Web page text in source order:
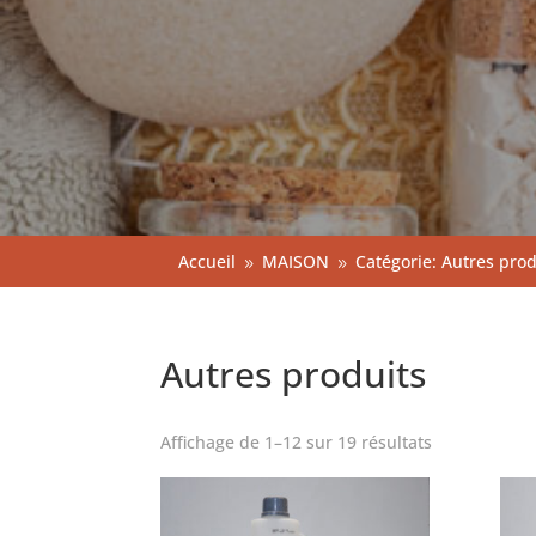
Accueil 9 MAISON 9 Catégorie: Autres
Autres produits
Affichage de 1–12 sur 19 résultats